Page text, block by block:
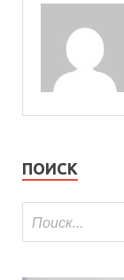
ПОИСК